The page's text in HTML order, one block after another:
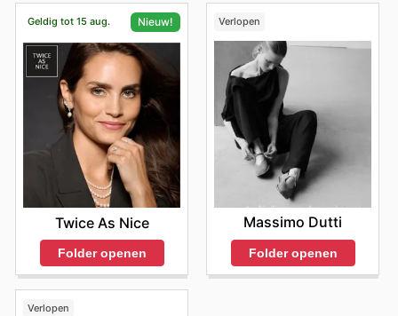
Geldig tot 15 aug. Nieuw!
Twice As Nice
Folder openen
Verlopen
Massimo Dutti
Folder openen
Verlopen